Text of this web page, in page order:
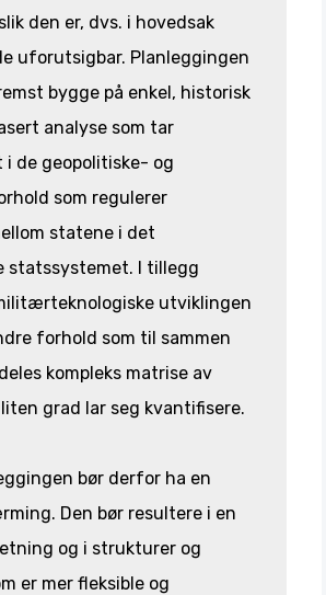
den er, dvs. i hovedsak
uforutsigbar. Planleggingen
bygge på enkel, historisk
analyse som tar
de geopolitiske- og
som regulerer
statene i det
statssystemet. I tillegg
utviklingen
forhold som til sammen
kompleks matrise av
grad lar seg kvantifisere.
bør derfor ha en
Den bør resultere i en
og i strukturer og
er mer fleksible og